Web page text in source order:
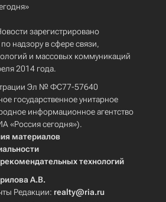
зарегистрировано
надзору в сфере связи,
и массовых коммуникаций
2014 года.
Эл № ФС77-57640
государственное унитарное
информационное агентство
«Россия сегодня»).
материалов
технологий
А.В.
Редакции: realty@ria.ru